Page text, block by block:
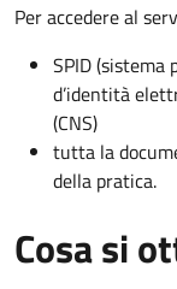
Per accedere al
SPID
d’identità
(CNS)
tutta la
della pratica.
Cosa si